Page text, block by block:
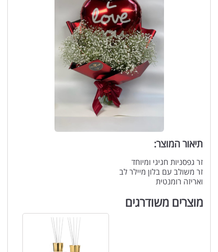
תיאור המוצר:
זר גפסניות חגיגי ומיוחד
זר משולב עם בלון מיילר לב
ואריזה רומנטית
מוצרים משודרגים